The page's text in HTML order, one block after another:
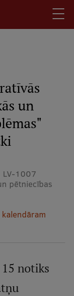
un
LV-1007
pētniecības
notiks